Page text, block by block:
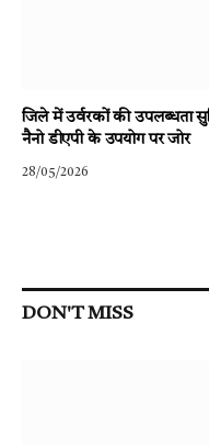
जिले में उर्वरकों की उपलब्धता
नैनो डीएपी के उपयोग पर जोर
28/05/2026
DON'T MISS